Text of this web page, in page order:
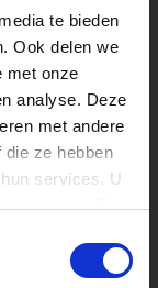
te bieden
Ook delen we
met onze
analyse. Deze
met andere
ze hebben
services. U
website blijft
en